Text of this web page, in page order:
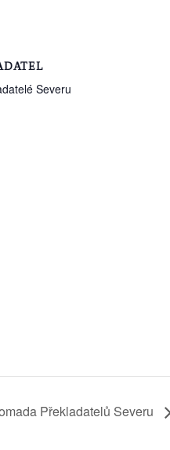
Severu
Překladatelů Severu